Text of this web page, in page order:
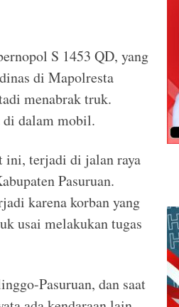
S 1453 QD, yang
di Mapolresta
menabrak truk.
dalam mobil.
ini, terjadi di jalan raya
Pasuruan.
karena korban yang
usai melakukan tugas
Pasuruan, dan saat